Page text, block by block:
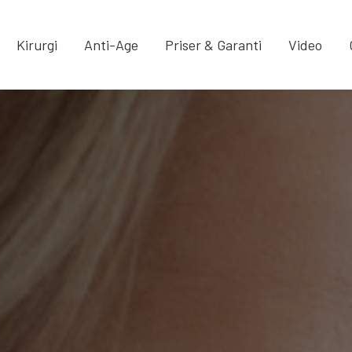
Kirurgi Anti-Age Priser & Garanti Video